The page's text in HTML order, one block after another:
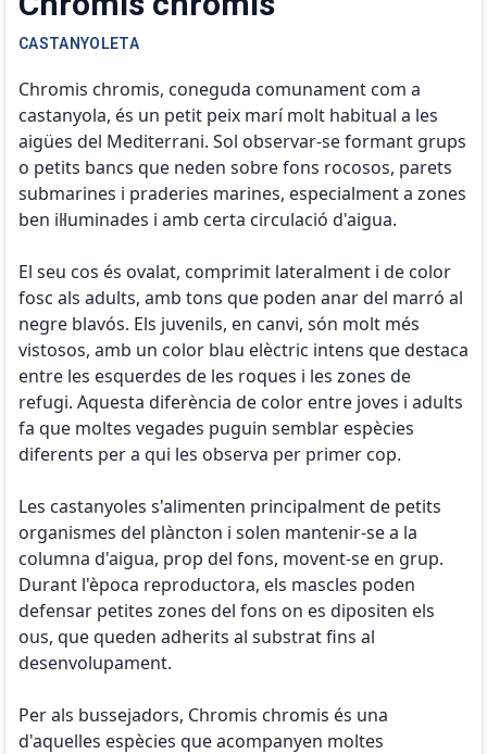
CASTANYOLETA
Chromis chromis, coneguda comunament com a
castanyola, és un petit peix marí molt habitual a les
aigües del Mediterrani. Sol observar-se formant grups
o petits bancs que neden sobre fons rocosos, parets
submarines i praderies marines, especialment a zones
ben il·luminades i amb certa circulació d'aigua.
El seu cos és ovalat, comprimit lateralment i de color
fosc als adults, amb tons que poden anar del marró al
negre blavós. Els juvenils, en canvi, són molt més
vistosos, amb un color blau elèctric intens que destaca
entre les esquerdes de les roques i les zones de
refugi. Aquesta diferència de color entre joves i adults
fa que moltes vegades puguin semblar espècies
diferents per a qui les observa per primer cop.
Les castanyoles s'alimenten principalment de petits
organismes del plàncton i solen mantenir-se a la
columna d'aigua, prop del fons, movent-se en grup.
Durant l'època reproductora, els mascles poden
defensar petites zones del fons on es dipositen els
ous, que queden adherits al substrat fins al
desenvolupament.
Per als bussejadors, Chromis chromis és una
d'aquelles espècies que acompanyen moltes